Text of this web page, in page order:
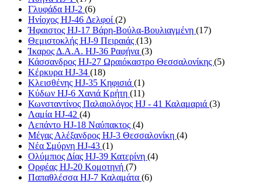
Γλυφάδα HJ-2 (6)
Ηνίοχος HJ-46 Δελφοί (2)
Ήφαιστος HJ-17 Βάρη-Βούλα-Βουλιαγμένη (17)
Θεμιστοκλής HJ-9 Πειραιάς (13)
Ίκαρος Δ.Α.Α. HJ-36 Ραφήνα (3)
Κάσσανδρος HJ-27 Ωραιόκαστρο Θεσσαλονίκης (5)
Κέρκυρα HJ-34 (18)
Κλεισθένης HJ-35 Κηφισιά (1)
Κύδων HJ-6 Χανιά Κρήτη (11)
Κωνσταντίνος Παλαιολόγος HJ - 41 Καλαμαριά (3)
Λαμία HJ-42 (4)
Λεπάντο HJ-18 Ναύπακτος (4)
Μέγας Αλέξανδρος HJ-3 Θεσσαλονίκη (4)
Νέα Σμύρνη HJ-43 (1)
Ολύμπιος Δίας HJ-39 Κατερίνη (4)
Ορφέας HJ-20 Κομοτηνή (7)
Παπαθλέσσα HJ-7 Καλαμάτα (6)